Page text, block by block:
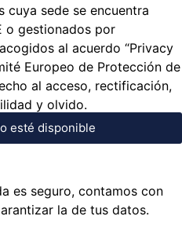
cuya sede se encuentra
o gestionados por
al acuerdo “Privacy
Europeo de Protección de
al acceso, rectificación,
y olvido.
esté disponible
es seguro, contamos con
la de tus datos.